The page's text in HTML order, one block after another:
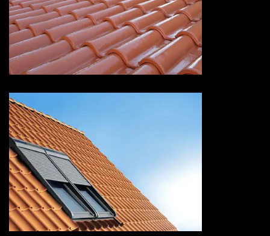
Devis peinture sur tuiles 73
Savoie
Pose de velux 73 Savoie